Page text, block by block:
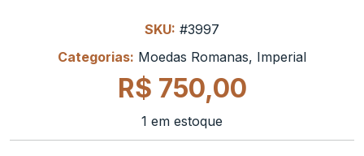
SKU: #3997
Categorias: Moedas Romanas, Imperial
R$ 750,00
1 em estoque